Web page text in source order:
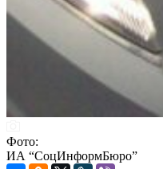
Фото:
ИА “СоцИнформБюро”